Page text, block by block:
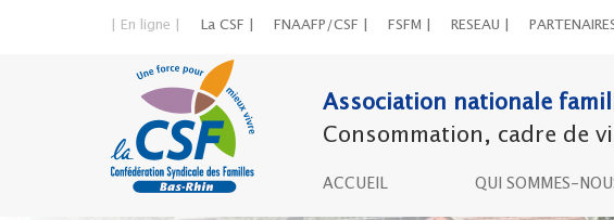
| En ligne | La CSF | FNAAFP/CSF | FSFM | RESEAU |
Association nationale
Consommation, cadre de
ACCUEIL QUI SOMMES-